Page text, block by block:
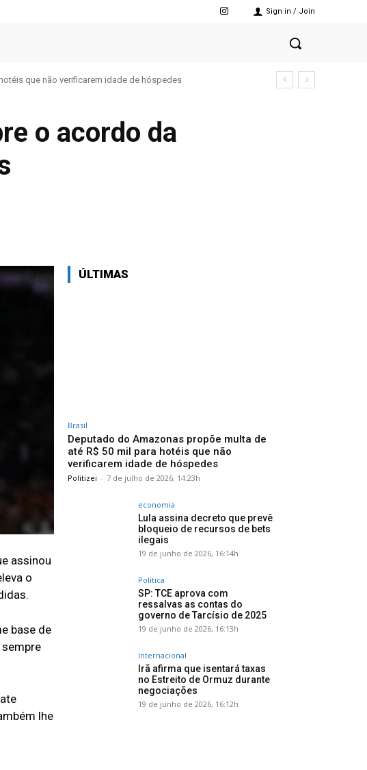
Sign in / Join
que não verificarem idade de hóspedes
o acordo da
assinou
o
base de
lhe
ÚLTIMAS
Brasil
Deputado do Amazonas propõe multa de
até R$ 50 mil para hotéis que não
verificarem idade de hóspedes
Politizei - 7 de julho de 2026, 14:23h
economia
Lula assina decreto que prevê
bloqueio de recursos de bets
ilegais
19 de junho de 2026, 16:14h
Politica
SP: TCE aprova com
ressalvas as contas do
governo de Tarcísio de 2025
19 de junho de 2026, 16:13h
Internacional
Irã afirma que isentará taxas
no Estreito de Ormuz durante
negociações
19 de junho de 2026, 16:12h